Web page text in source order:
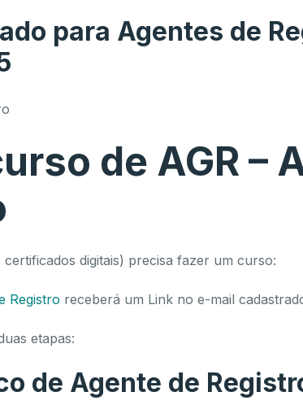
para Agentes de
de AGR –
certificados digitais) precisa fazer um curso:
Registro receberá um Link no e-mail
etapas:
de Agente de